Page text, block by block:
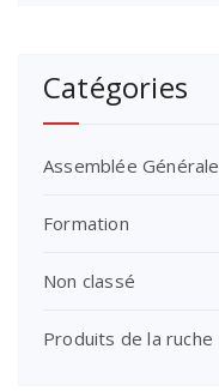
Catégories
Assemblée Générale
Formation
Non classé
Produits de la ruche